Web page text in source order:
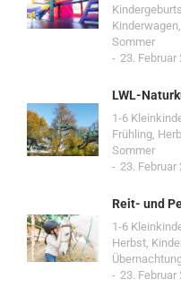
Kinderwagen,
Sommer
23. Februar
LWL-
1-6
Frühling,
Sommer
23. Februar
Reit- und
1-6
Herbst,
23. Februar